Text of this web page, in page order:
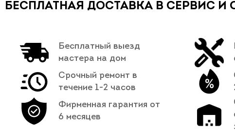
БЕСПЛАТНАЯ ДОСТАВКА В СЕРВИС И
Бесплатный выезд
мастера на дом
Срочный ремонт в
течение 1-2 часов
Фирменная гарантия от
6 месяцев